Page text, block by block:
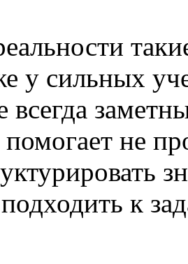
у сильных
всегда
не
к